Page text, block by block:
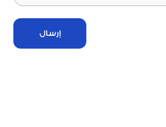
إرسال